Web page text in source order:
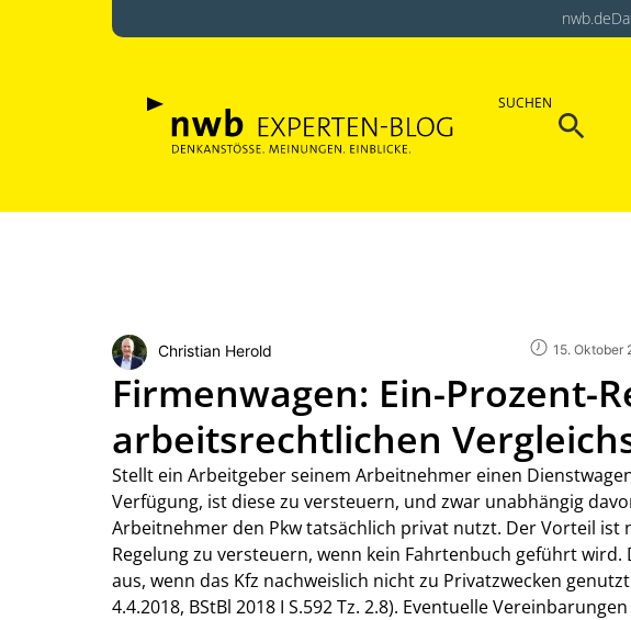
nwb.de
SUCHEN
Search
Christian Herold 15. Oktober
Firmenwagen: Ein-Prozent-
arbeitsrechtlichen
Stellt ein Arbeitgeber seinem Arbeitnehmer einen
Verfügung, ist diese zu versteuern, und zwar unabhängig
Arbeitnehmer den Pkw tatsächlich privat nutzt. Der Vorteil ist
Regelung zu versteuern, wenn kein Fahrtenbuch geführt
aus, wenn das Kfz nachweislich nicht zu Privatzwecken
4.4.2018, BStBl 2018 I S.592 Tz. 2.8). Eventuelle